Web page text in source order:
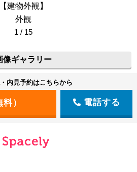
【建物外観】
外観
1 / 15
像ギャラリー
内見予約はこちらから
電話する